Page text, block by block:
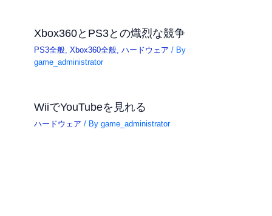
Xbox360とPS3との熾烈な競争
PS3全般,Xbox360全般,ハードウェア / By
game_administrator
WiiでYouTubeを見れる
ハードウェア / Bygame_administrator